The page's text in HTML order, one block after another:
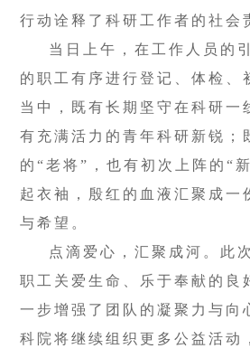
行动诠释了科研工作者的社会
当日上午，在工作人员的
的职工有序进行登记、体检、
当中，既有长期坚守在科研一
有充满活力的青年科研新锐；
的“老将”，也有初次上阵的“
起衣袖，殷红的血液汇聚成一
与希望。
点滴爱心，汇聚成河。此
职工关爱生命、乐于奉献的良
一步增强了团队的凝聚力与向
科院将继续组织更多公益活动